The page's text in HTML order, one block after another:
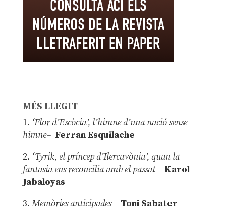
MÉS LLEGIT
1. ‘Flor d’Escòcia’, l’himne d’una nació sense
himne– Ferran Esquilache
2. ‘Tyrik, el príncep d’Ilercavònia’, quan la
fantasia ens reconcilia amb el passat– Karol
Jabaloyas
3. Memòries anticipades– Toni Sabater